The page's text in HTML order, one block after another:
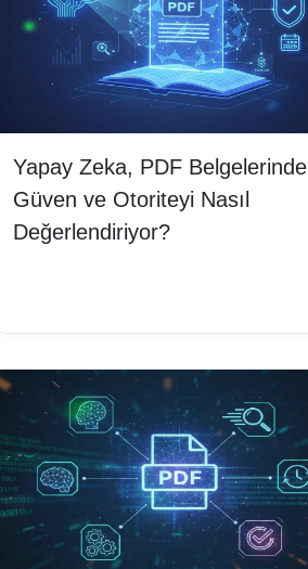
Yapay Zeka, PDF Belgelerinde
Güven ve Otoriteyi Nasıl
Değerlendiriyor?